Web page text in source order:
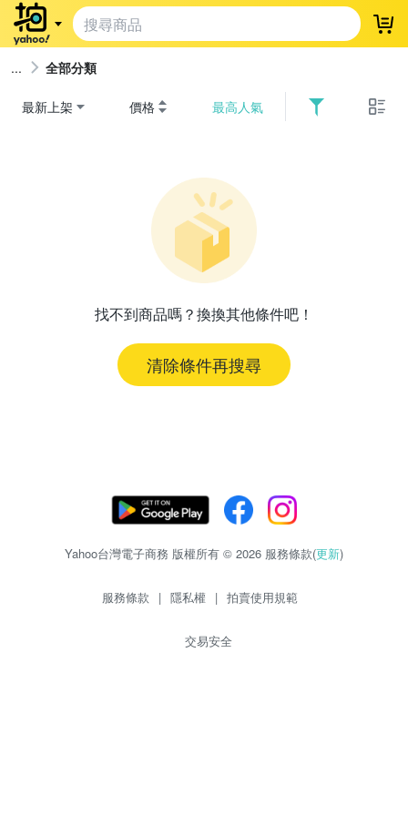
登
全部分類
最新上架 價格 最高人氣
找不到商品嗎？換換其他條件吧！
清除條件再搜尋
Yahoo台灣電子商務 版權所有 © 2026 服務條款(更新)
服務條款 | 隱私權 | 拍賣使用規範
交易安全